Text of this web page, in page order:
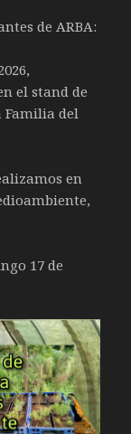
de ARBA:
el stand de
Familia del
en
17 de